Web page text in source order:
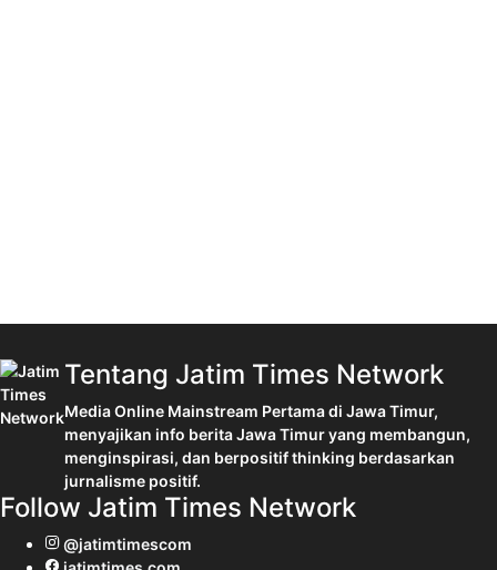
Tentang Jatim Times Network
Media Online Mainstream Pertama di Jawa Timur,
menyajikan info berita Jawa Timur yang membangun,
menginspirasi, dan berpositif thinking berdasarkan
jurnalisme positif.
Follow Jatim Times Network
@jatimtimescom